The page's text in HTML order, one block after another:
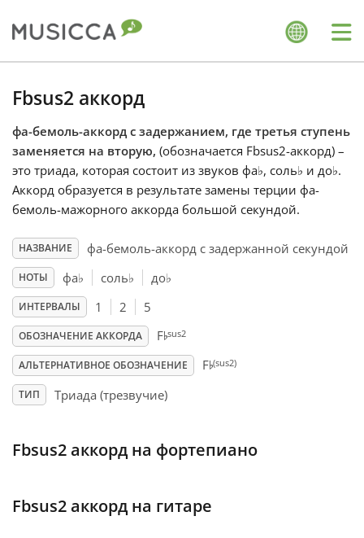
Български
Dansk
Deutsch
Español
Français
한국어
हिन्दी
Fbsus2 аккорд
фа-бемоль-аккорд с задержанием, где третья ступень
заменяется на вторую, (обозначается Fbsus2-аккорд) –
это триада, которая состоит из звуков фа♭, соль♭ и до♭.
Аккорд образуется в результате замены терции фа-
бемоль-мажорного аккорда большой секундой.
НАЗВАНИЕ фа-бемоль-аккорд с задержанной секундой
НОТЫ фа♭ соль♭ до♭
ИНТЕРВАЛЫ 1 2 5
ОБОЗНАЧЕНИЕ АККОРДА F♭sus2
АЛЬТЕРНАТИВНОЕ ОБОЗНАЧЕНИЕ F♭(sus2)
ТИП Триада (трезвучие)
Fbsus2 аккорд на фортепиано
Fbsus2 аккорд на гитаре